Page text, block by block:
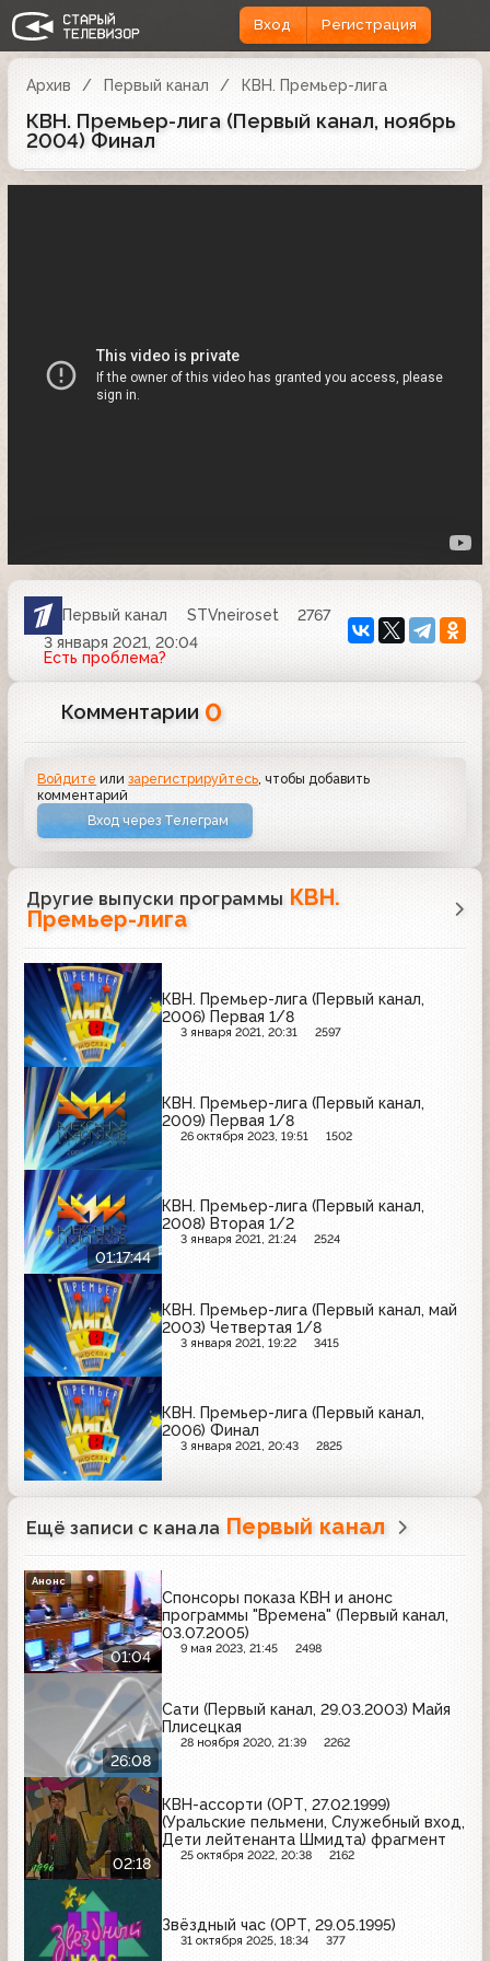
Вход Регистрация
Архив Первый канал КВН. Премьер-лига
КВН. Премьер-лига (Первый канал, ноябрь
2004) Финал
Первый канал STVneiroset
2767
3 января 2021, 20:04
Есть проблема?
Комментарии 0
Войдите илизарегистрируйтесь , чтобы добавить
комментарий
Вход через Телеграм
Другие выпуски программы КВН.
Премьер-лига
КВН. Премьер-лига (Первый канал,
2006) Первая 1/8
3 января 2021, 20:31 2597
КВН. Премьер-лига (Первый канал,
2009) Первая 1/8
26 октября 2023, 19:51 1502
01:17:44
КВН. Премьер-лига (Первый канал,
2008) Вторая 1/2
3 января 2021, 21:24 2524
КВН. Премьер-лига (Первый канал, май
2003) Четвертая 1/8
3 января 2021, 19:22 3415
КВН. Премьер-лига (Первый канал,
2006) Финал
3 января 2021, 20:43 2825
Ещё записи с канала Первый канал
01:04
Спонсоры показа КВН и анонс
программы "Времена" (Первый канал,
03.07.2005)
9 мая 2023, 21:45 2498
Анонс
26:08
Сати (Первый канал, 29.03.2003) Майя
Плисецкая
28 ноября 2020, 21:39 2262
02:18
КВН-ассорти (ОРТ, 27.02.1999)
(Уральские пельмени, Служебный вход,
Дети лейтенанта Шмидта) фрагмент
25 октября 2022, 20:38 2162
Звёздный час (ОРТ, 29.05.1995)
31 октября 2025, 18:34 377